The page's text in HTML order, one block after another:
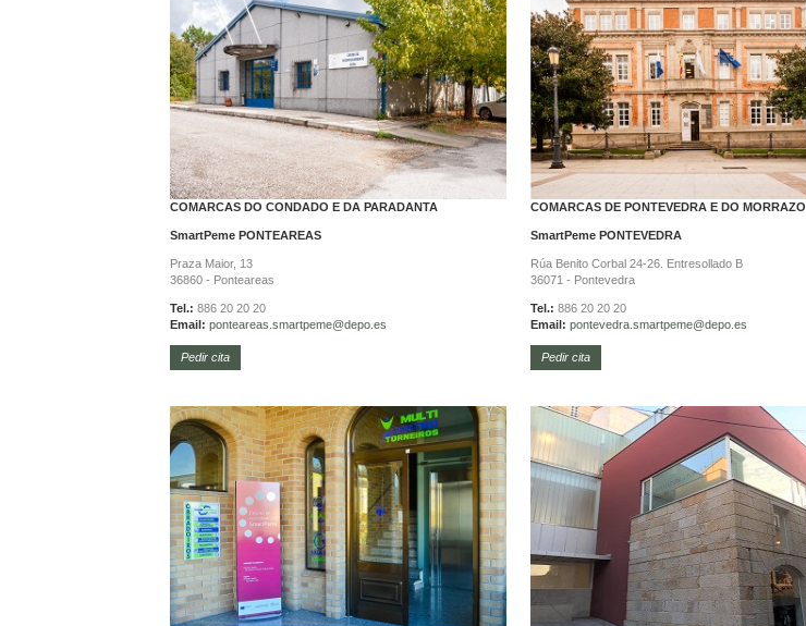
COMARCAS DO CONDADO E DA PARADANTA
SmartPeme PONTEAREAS
Praza Maior, 13
36860 - Ponteareas
Tel.: 886 20 20 20
Email: ponteareas. smartpeme@depo.es
Pedir cita
COMARCAS DE PONTEVEDRA E DO MORRAZO
SmartPeme PONTEVEDRA
Rúa Benito Corbal 24-26. Entresollado B
36071 - Pontevedra
Tel.: 886 20 20 20
Email: pontevedra.smartpeme@depo.es
Pedir cita